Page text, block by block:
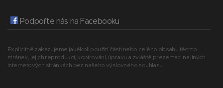
Podpořte nás na Facebooku
Explicitně zakazujeme jakékoli použití části nebo celého obsahu těchto
stránek, jejich reprodukci, kopírování, úpravu a zvláště prezentaci na jiných
internetových stránkách bez našeho výslovného souhlasu.